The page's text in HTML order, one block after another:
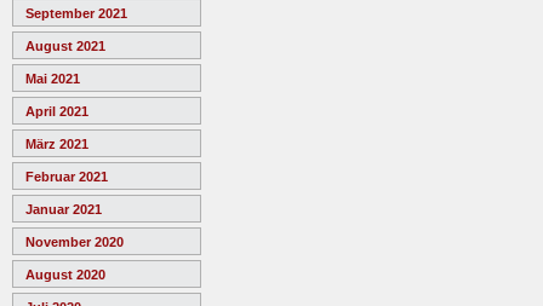
September 2021
August 2021
Mai 2021
April 2021
März 2021
Februar 2021
Januar 2021
November 2020
August 2020